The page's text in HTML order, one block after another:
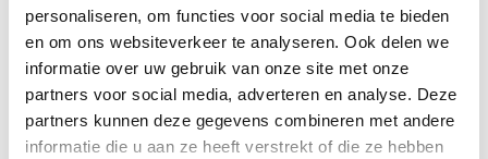
personaliseren, om functies voor social media te bieden
en om ons websiteverkeer te analyseren. Ook delen we
informatie over uw gebruik van onze site met onze
partners voor social media, adverteren en analyse. Deze
partners kunnen deze gegevens combineren met andere
informatie die u aan ze heeft verstrekt of die ze hebben
RESERVEER NUGYMZAAL HOUTSMASTRAAT